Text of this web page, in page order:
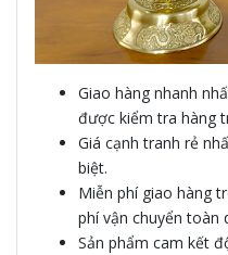
Giao hàng nhanh
được kiểm tra hàng
Giá cạnh tranh rẻ
biệt.
Miễn phí giao hàng
phí vận chuyển toàn
Sản phẩm cam kết